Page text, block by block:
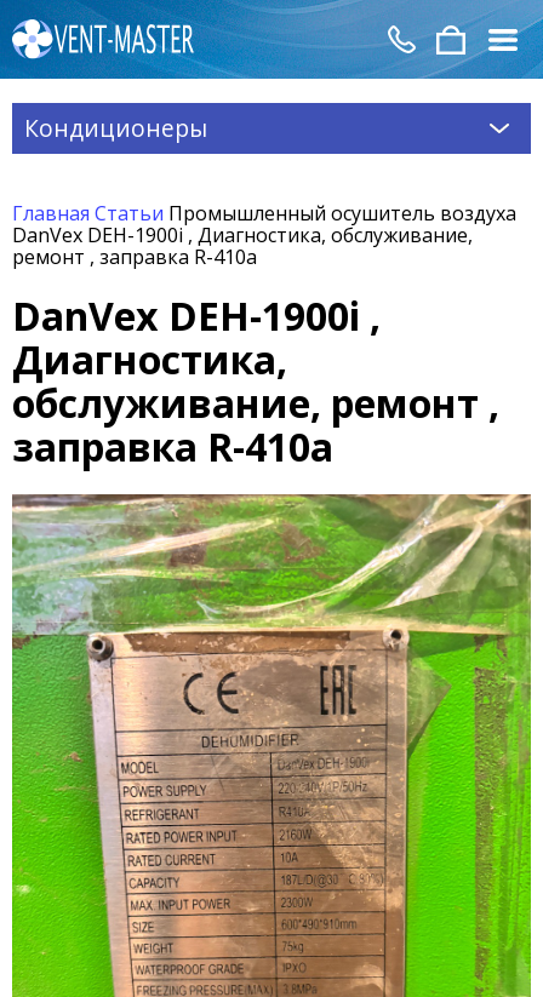
Главная Статьи Промышленный осушитель воздуха
DanVex DEH-1900i , Диагностика, обслуживание,
ремонт , заправка R-410a
DanVex DEH-1900i ,
Диагностика,
обслуживание, ремонт ,
заправка R-410a
Кондиционеры